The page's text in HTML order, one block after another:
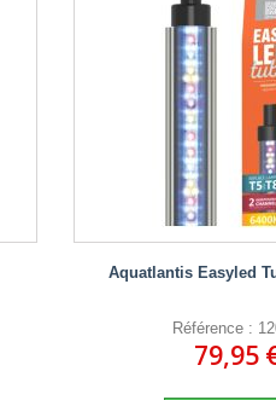
Aquatlantis Easyled
Référence :
79,95